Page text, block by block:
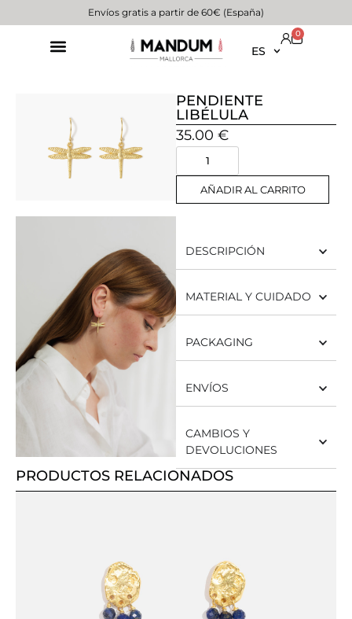
Envíos gratis a partir de 60€ (España)
ES
0
PENDIENTE
LIBÉLULA
35.00 €
AÑADIR AL CARRITO
DESCRIPCIÓN
MATERIAL Y CUIDADO
PACKAGING
ENVÍOS
CAMBIOS Y
DEVOLUCIONES
PRODUCTOS RELACIONADOS